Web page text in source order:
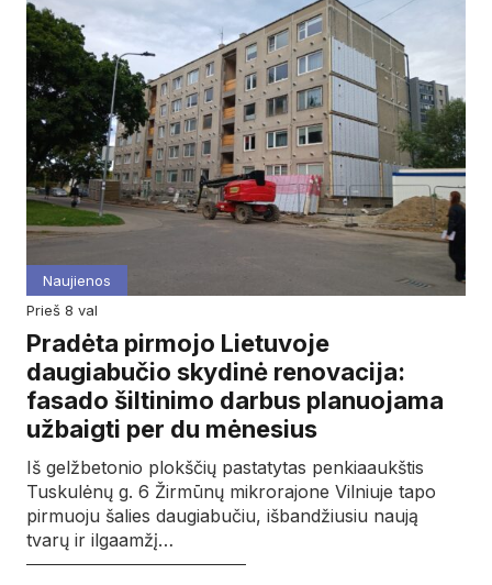
Naujienos
prieš 8 val
Pradėta pirmojo Lietuvoje
daugiabučio skydinė renovacija:
fasado šiltinimo darbus planuojama
užbaigti per du mėnesius
Iš gelžbetonio plokščių pastatytas penkiaaukštis
Tuskulėnų g. 6 Žirmūnų mikrorajone Vilniuje tapo
pirmuoju šalies daugiabučiu, išbandžiusiu naują
tvarų ir ilgaamžį…